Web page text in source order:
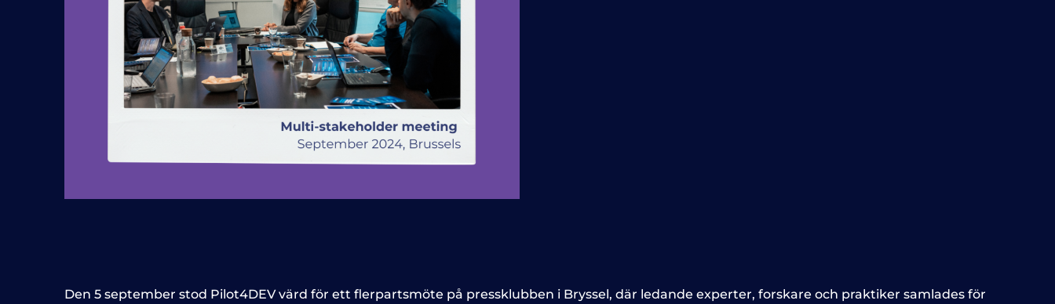
Den 5 september stod Pilot4DEV värd för ett flerpartsmöte på pressklubben i Bryssel, där ledande experter, forskare och praktiker samlades för